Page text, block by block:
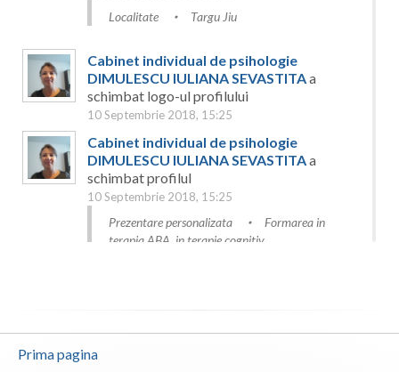
Dolj
Galati
Gorj
Ilfov
Localitate Targu Jiu
Cabinet individual de psihologie
DIMULESCU IULIANA SEVASTITAa
schimbat logo-ul profilului
10 Septembrie 2018, 15:25
Cabinet individual de psihologie
DIMULESCU IULIANA SEVASTITAa
schimbat profilul
10 Septembrie 2018, 15:25
Prezentare personalizata
Formarea in
terapia ABA, in terapie cognitiv
DIMULESCU IULIANA SEVASTITAa
schimbat serviciile psihologice oferite
Prima pagina